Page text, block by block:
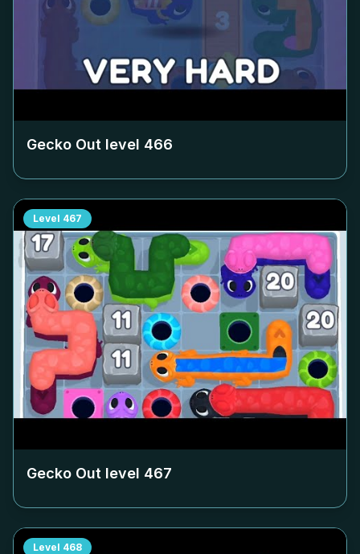
Gecko Out level 466
Level 467
Gecko Out level 467
Level 468